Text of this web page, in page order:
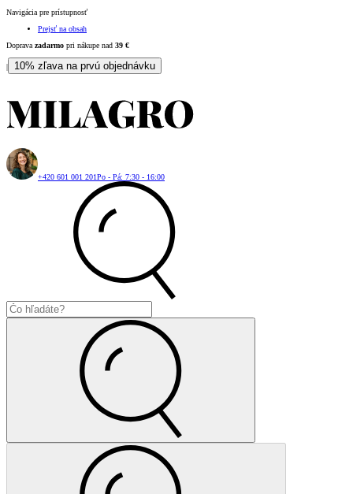
Navigácia pre prístupnosť
Prejsť na obsah
Doprava zadarmo pri nákupe nad 39 €
| 10% zľava na prvú objednávku
+420 601 001 201Po - Pá: 7:30 - 16:00